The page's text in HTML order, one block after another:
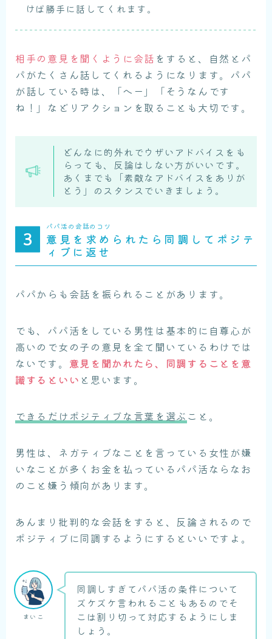
けば勝手に話してくれます。
相手の意見を聞くように会話 をすると、自然とパ
パがたくさん話してくれるようになります。パパ
が話している時は、「へー」「そうなんです
ね！」などリアクションを取ることも大切です。
どんなに的外れでウザいアドバイスをも
らっても、反論はしない方がいいです。
あくまでも「素敵なアドバイスをありが
とう」のスタンスでいきましょう。
パパ活の会話のコツ
意見を求められたら同調してポジテ
ィブに返せ
パパからも会話を振られることがあります。
でも、パパ活をしている男性は基本的に自尊心が
高いので女の子の意見を全て聞いているわけでは
ないです。 意見を聞かれたら、同調することを意
識するといい と思います。
できるだけポジティブな言葉を選ぶ こと。
男性は、ネガティブなことを言っている女性が嫌
いなことが多くお金を払っているパパ活ならなお
のこと嫌う傾向があります。
あんまり批判的な会話をすると、反論されるので
ポジティブに同調するようにするといいですよ。
まいこ
同調しすぎてパパ活の条件について
ズケズケ言われることもあるのでそ
こは割り切って対応するようにしま
しょう。